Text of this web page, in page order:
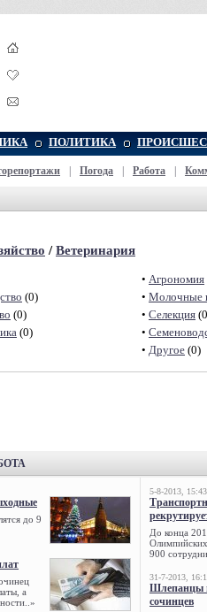
ПОЛИТИКА
Погода Работа
/Ветеринария
• Агрономия
(0) • Молочные
(0) • Селекция
(0) •
• Другое (0)
до 9
а
5-8-2013, 15:43
До конца
900
31-7-2013,
Шлепанцы
сочинцев